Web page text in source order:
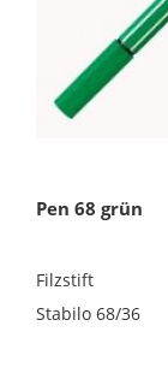
Pen 68 grün
Filzstift
Stabilo 68/36